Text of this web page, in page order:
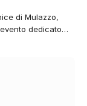
di Mulazzo,
dedicato…